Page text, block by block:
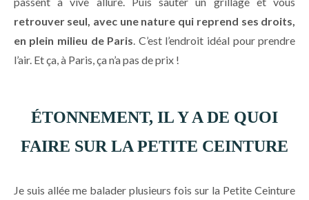
retrouver seul, avec une nature qui reprend ses droits,
en plein milieu de Paris. C’est l’endroit idéal pour prendre
l’air. Et ça, à Paris, ça n’a pas de prix !
ÉTONNEMENT, IL Y A DE QUOI
FAIRE SUR LA PETITE CEINTURE
Je suis allée me balader plusieurs fois sur la Petite Ceinture